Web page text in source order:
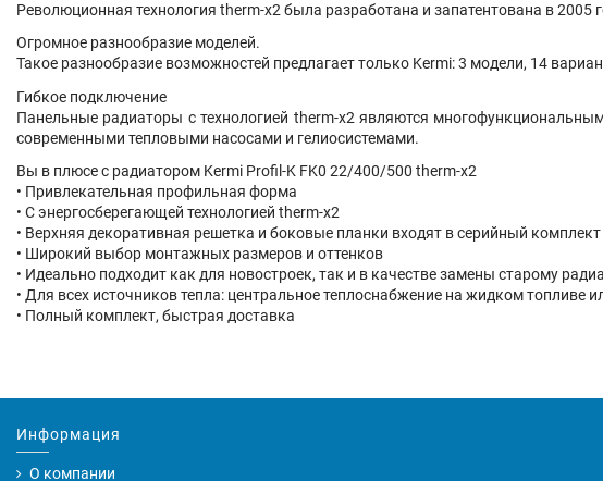
Революционная технология therm-x2 была разработана и запатентована в
Огромное разнообразие моделей.
Такое разнообразие возможностей предлагает только Kermi: 3 модели, 14
Гибкое подключение
Панельные радиаторы с технологией therm-x2 являются
современными тепловыми насосами и гелиосистемами.
Вы в плюсе с радиатором Kermi Profil-K FK0 22/400/500 therm-x2
• Привлекательная профильная форма
• С энергосберегающей технологией therm-x2
• Верхняя декоративная решетка и боковые планки входят в серийный
• Широкий выбор монтажных размеров и оттенков
• Идеально подходит как для новостроек, так и в качестве замены старому
• Для всех источников тепла: центральное теплоснабжение на жидком топливе
• Полный комплект, быстрая доставка
Информация
О компании